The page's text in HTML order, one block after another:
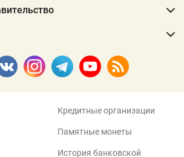
Кредитные организации
Памятные монеты
История банковской